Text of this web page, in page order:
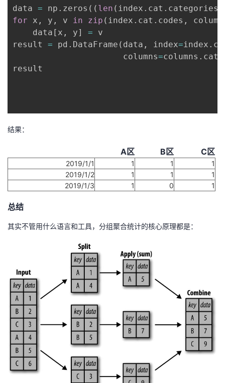
data = np . zeros ( ( len ( index . cat . categories
for x , y , v in zip ( index . cat . codes ,
    data
[ x , y] = v
result = pd . DataFrame ( data , index=index .
                      columns
=columns . cat
result
结果：
A区 B区 C区
2019/1/1 1 1
1
2019/1/2
1 1
1
2019/1/3
1 0 1
总结
其实不管用什么语言和工具，分组聚合统计的核心原理都是：